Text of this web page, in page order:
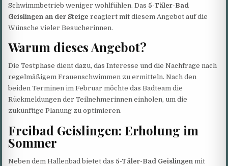
Schwimmbetrieb weniger wohlfühlen. Das 5-Täler-Bad
Geislingen an der Steige reagiert mit diesem Angebot auf die
Wünsche vieler Besucherinnen.
Warum dieses Angebot?
Die Testphase dient dazu, das Interesse und die Nachfrage nach
regelmäßigem Frauenschwimmen zu ermitteln. Nach den
beiden Terminen im Februar möchte das Badteam die
Rückmeldungen der Teilnehmerinnen einholen, um die
zukünftige Planung zu optimieren.
Freibad Geislingen: Erholung im
Sommer
Neben dem Hallenbad bietet das 5-Täler-Bad Geislingen mit